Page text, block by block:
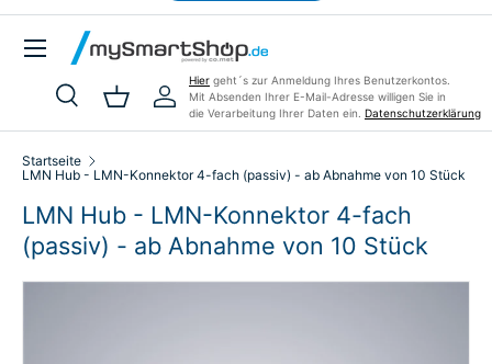
Suchen
Art
SucheEinkaufskorb
Einloggen
Hier geht´s zur Anmeldung Ihres Benutzerkontos.
Mit Absenden Ihrer E-Mail-Adresse willigen Sie in
die Verarbeitung Ihrer Daten ein. Datenschutzerklärung
Menü
Startseite
LMN Hub - LMN-Konnektor 4-fach (passiv) - ab Abnahme von 10 Stück
LMN Hub - LMN-Konnektor 4-fach
(passiv) - ab Abnahme von 10 Stück